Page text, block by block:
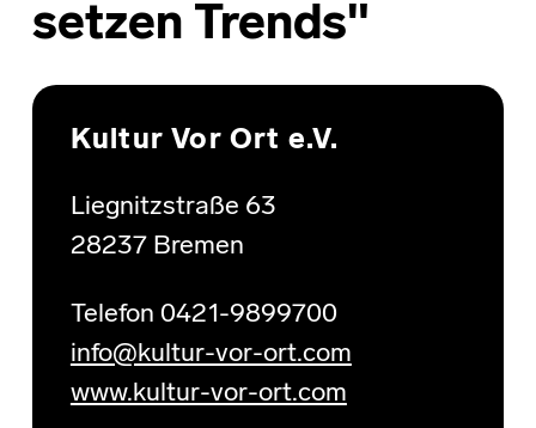
setzen Trends"
Skip back to main navigation
Kultur Vor Ort e.V.
Liegnitzstraße 63
28237 Bremen
Telefon 0421-9899700
info@kultur-vor-ort.com
www.kultur-vor-ort.com